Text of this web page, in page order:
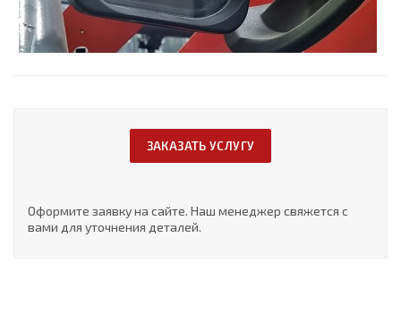
ЗАКАЗАТЬ УСЛУГУ
Оформите заявку на сайте. Наш менеджер свяжется с
вами для уточнения деталей.